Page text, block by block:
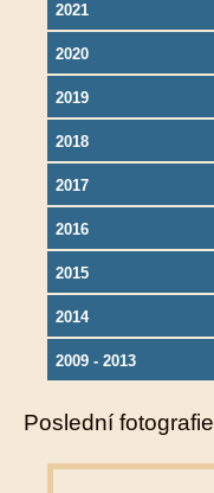
2021
2020
2019
2018
2017
2016
2015
2014
2009 - 2013
Poslední fotografie